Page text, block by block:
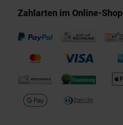
Zahlarten im Online-Shop